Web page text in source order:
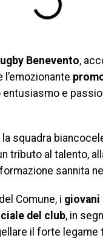
Benevento,
e
squadra
tributo al talento,
sannita
Comune, i
del club, in
il forte legame